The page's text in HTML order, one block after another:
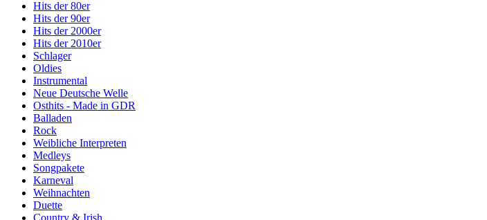
Hits der 80er
Hits der 90er
Hits der 2000er
Hits der 2010er
Schlager
Oldies
Instrumental
Neue Deutsche Welle
Osthits - Made in GDR
Balladen
Rock
Weibliche Interpreten
Medleys
Songpakete
Karneval
Weihnachten
Duette
Country & Irish